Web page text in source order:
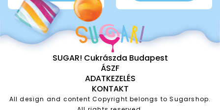
SUGAR! Cukrászda Budapest
ÁSZF
ADATKEZELÉS
KONTAKT
All design and content Copyright belongs to Sugarshop.